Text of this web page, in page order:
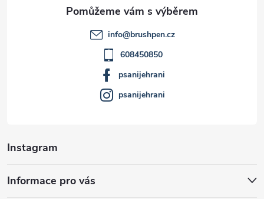
Instagram
Informace pro vás
info@brushpen.cz
608450850
psanijehrani
psanijehrani